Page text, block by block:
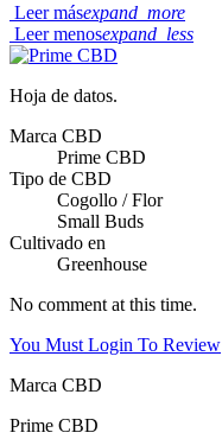
Leer másexpand_more
Leer menosexpand_less
Hoja de datos.
Marca CBD
Prime CBD
Tipo de CBD
Cogollo / Flor
Small Buds
Cultivado en
Greenhouse
No comment at this time.
You Must Login To Review
Marca CBD
Prime CBD